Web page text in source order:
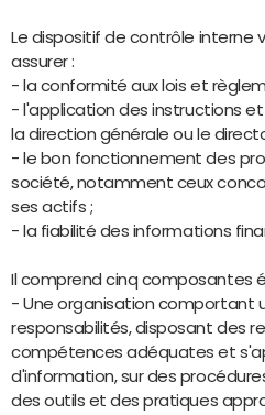
Le dispositif de contrôle interne
assurer :
- la conformité aux lois et
- l'application des instructions
la direction générale ou le
- le bon fonctionnement des
société, notamment ceux
ses actifs ;
- la fiabilité des informations
Il comprend cinq composantes
- Une organisation comportant
responsabilités, disposant des
compétences adéquates et
d'information, sur des
des outils et des pratiques